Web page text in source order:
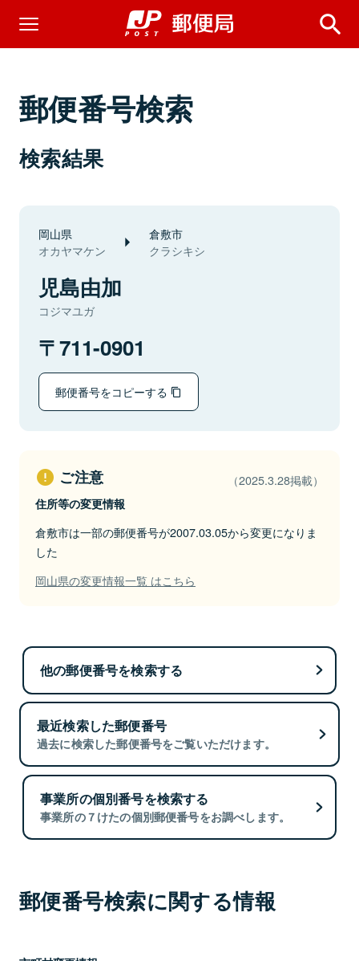
郵便番号検索
検索結果
岡山県
オカヤマケン
倉敷市
クラシキシ
児島由加
コジマユガ
711-0901
郵便番号をコピーする
ご注意 （2025.3.28掲載）
住所等の変更情報
倉敷市は一部の郵便番号が2007.03.05から変更になりま
した
岡山県の変更情報一覧 はこちら
他の郵便番号を検索する
最近検索した郵便番号
過去に検索した郵便番号をご覧いただけます。
事業所の個別番号を検索する
事業所の７けたの個別郵便番号をお調べします。
郵便番号検索に関する情報